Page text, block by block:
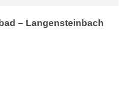
– Langensteinbach